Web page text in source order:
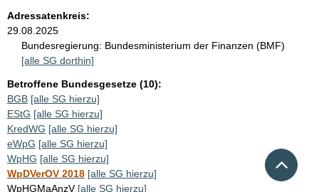
Adressatenkreis:
29.08.2025
Bundesregierung: Bundesministerium der Finanzen (BMF)
[alle SG dorthin]
Betroffene Bundesgesetze (10):
BGB [alle SG hierzu]
EStG [alle SG hierzu]
KredWG [alle SG hierzu]
eWpG [alle SG hierzu]
WpHG [alle SG hierzu]
WpDVerOV 2018 [alle SG hierzu]
WpHGMaAnzV [alle SG hierzu]